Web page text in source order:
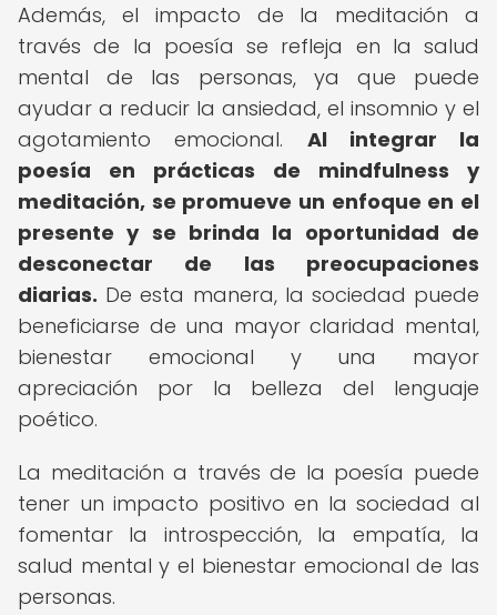
Además, el impacto de la meditación a
través de la poesía se refleja en la salud
mental de las personas, ya que puede
ayudar a reducir la ansiedad, el insomnio y el
agotamiento emocional. Al integrar la
poesía en prácticas de mindfulness y
meditación, se promueve un enfoque en el
presente y se brinda la oportunidad de
desconectar de las preocupaciones
diarias. De esta manera, la sociedad puede
beneficiarse de una mayor claridad mental,
bienestar emocional y una mayor
apreciación por la belleza del lenguaje
poético.
La meditación a través de la poesía puede
tener un impacto positivo en la sociedad al
fomentar la introspección, la empatía, la
salud mental y el bienestar emocional de las
personas.